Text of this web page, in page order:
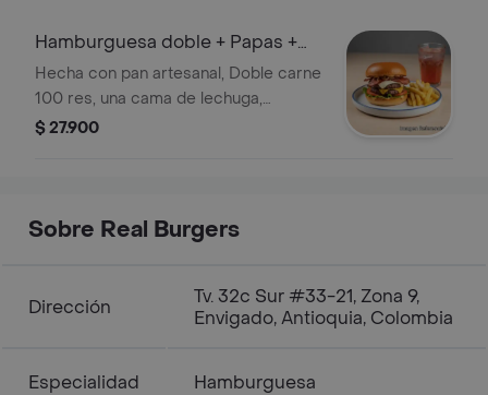
artesanal, acompañada de papas a la
francesa, salsas de la casa y Te
helado.
Hamburguesa doble + Papas +
Quatro
Hecha con pan artesanal, Doble carne
100 res, una cama de lechuga,
tomate, cebolla caramelizada,
francesa y Quatro.
$ 27.900
Sobre Real Burgers
Dirección
Tv. 32c Sur #33-21, Zona 9,
Envigado, Antioquia, Colombia
Especialidad Hamburguesa